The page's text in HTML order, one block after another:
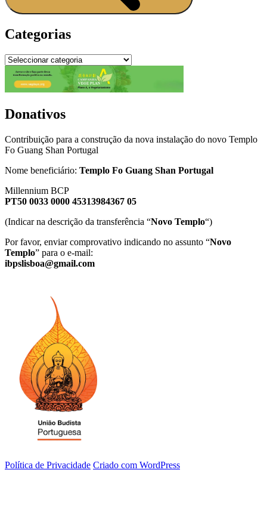
Categorias
Donativos
Contribuição para a construção da nova instalação do novo Templo
Fo Guang Shan Portugal
Nome beneficiário: Templo Fo Guang Shan Portugal
Millennium BCP
PT50 0033 0000 45313984367 05
(Indicar na descrição da transferência “Novo Templo“)
Por favor, enviar comprovativo indicando no assunto “Novo
Templo” para o e-mail:
ibpslisboa@gmail.com
Política de Privacidade Criado com WordPress